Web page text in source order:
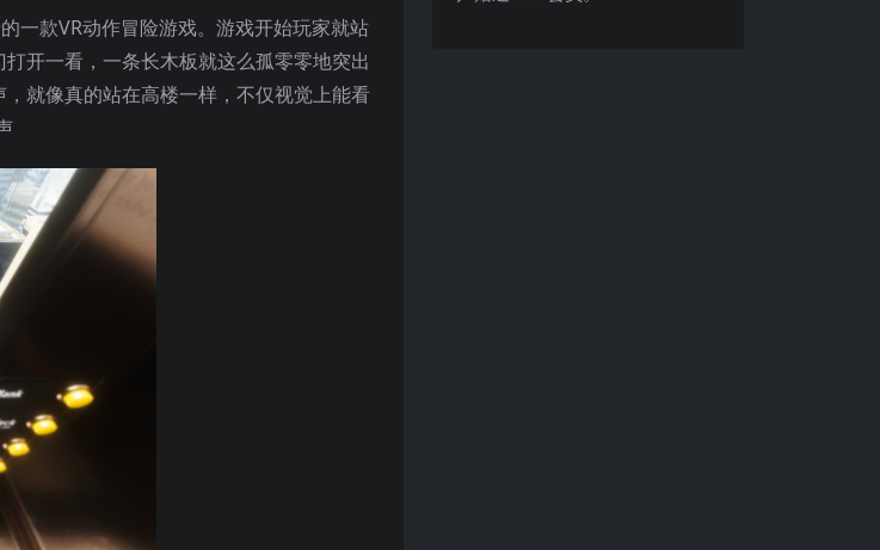
一款VR动作冒险游戏。游戏开始玩家就站
开一看，一条长木板就这么孤零零地突出
就像真的站在高楼一样，不仅视觉上能看